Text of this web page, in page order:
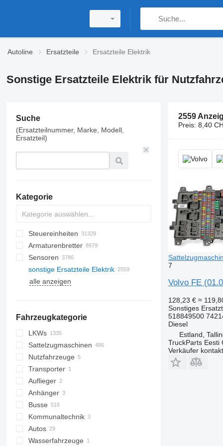
Autoline Ersatzteile Ersatzteile Elektrik
Sonstige Ersatzteile Elektrik für
Suche
(Ersatzteilnummer, Marke, Modell,
Ersatzteil)
Kategorie
Steuereinheiten
Armaturenbretter
Sensoren
sonstige Ersatzteile Elektrik
alle anzeigen
Fahrzeugkategorie
LKWs
Sattelzugmaschinen
Nutzfahrzeuge
Transporter
Auflieger
Anhänger
Busse
Kommunaltechnik
Rettungstechnik
Feuerwehrautos
Kommunalfahrzeuge
Autos
Wasserfahrzeuge
2559
Preis: 8,40
7
Volvo FE
128,23 € ≈
Sonstiges
518849500
Diesel
Estland,
TruckParts Eesti
Verkäufer